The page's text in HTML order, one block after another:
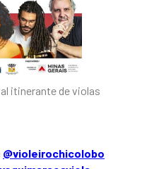
itinerante de violas
@violeirochicolobo